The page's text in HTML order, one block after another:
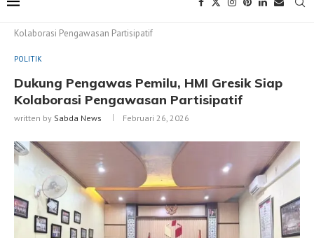
Kolaborasi Pengawasan Partisipatif
POLITIK
Dukung Pengawas Pemilu, HMI Gresik Siap
Kolaborasi Pengawasan Partisipatif
written by Sabda News Februari 26, 2026